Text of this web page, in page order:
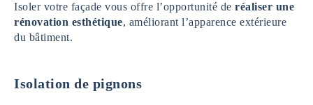
Isoler votre façade vous offre l’opportunité de réaliser une
rénovation esthétique, améliorant l’apparence extérieure
du bâtiment.
Isolation de pignons